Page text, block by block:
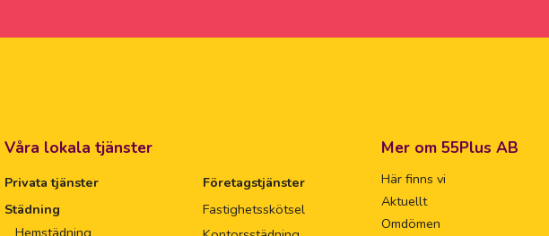
Våra lokala tjänster
Privata tjänster
Städning
Hemstädning
Företagstjänster
Fastighetsskötsel
Mer om 55Plus AB
Här finns vi
Aktuellt
Omdömen